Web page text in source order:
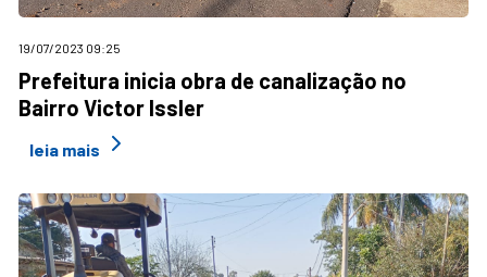
19/07/2023 09:25
Prefeitura inicia obra de canalização no
Bairro Victor Issler
leia mais